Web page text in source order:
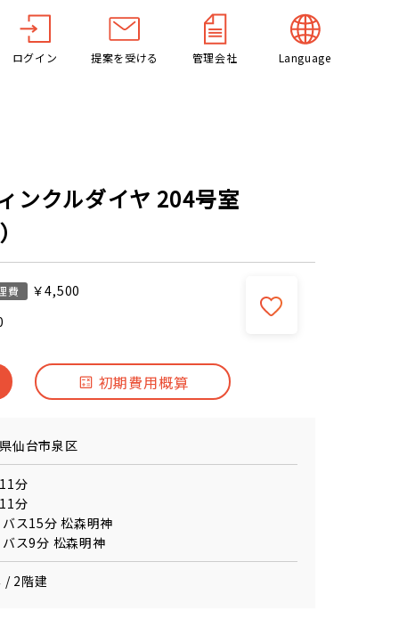
ログイン 提案を受ける 管理会社 Language
ンクルダイヤ 204号室
費
￥4,500
初期費用概算
仙台市泉区
分
分
ス15分 松森明神
ス9分 松森明神
/ 2階建